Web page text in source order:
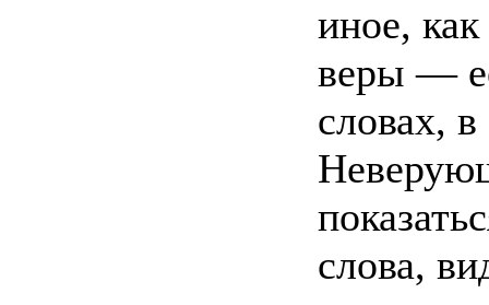
иное,
веры —
словах, в
слова,